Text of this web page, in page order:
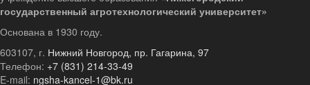
государственный агротехнологический университет»
Основана в 1930 году.
603107, г. Нижний Новгород, пр. Гагарина, 97
Телефон: +7 (831) 214-33-49
E-mail: ngsha-kancel-1@bk.ru